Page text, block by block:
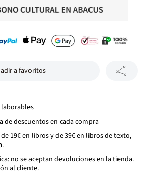
a favoritos
laborables
de descuentos en cada compra
19€ en libros y de 39€ en libros de texto,
no se aceptan devoluciones en la tienda.
al cliente.